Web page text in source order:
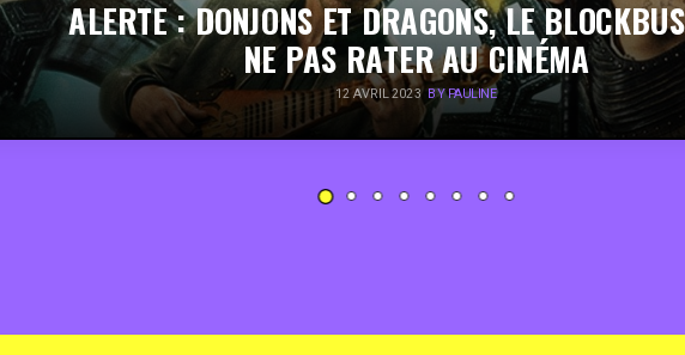
ALERTE : DONJONS ET DRAGONS, LE
NE PAS RATER AU CINÉMA
12 AVRIL 2023 BY PAULINE